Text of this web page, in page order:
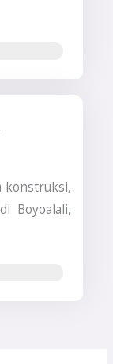
konstruksi,
Boyoalali,